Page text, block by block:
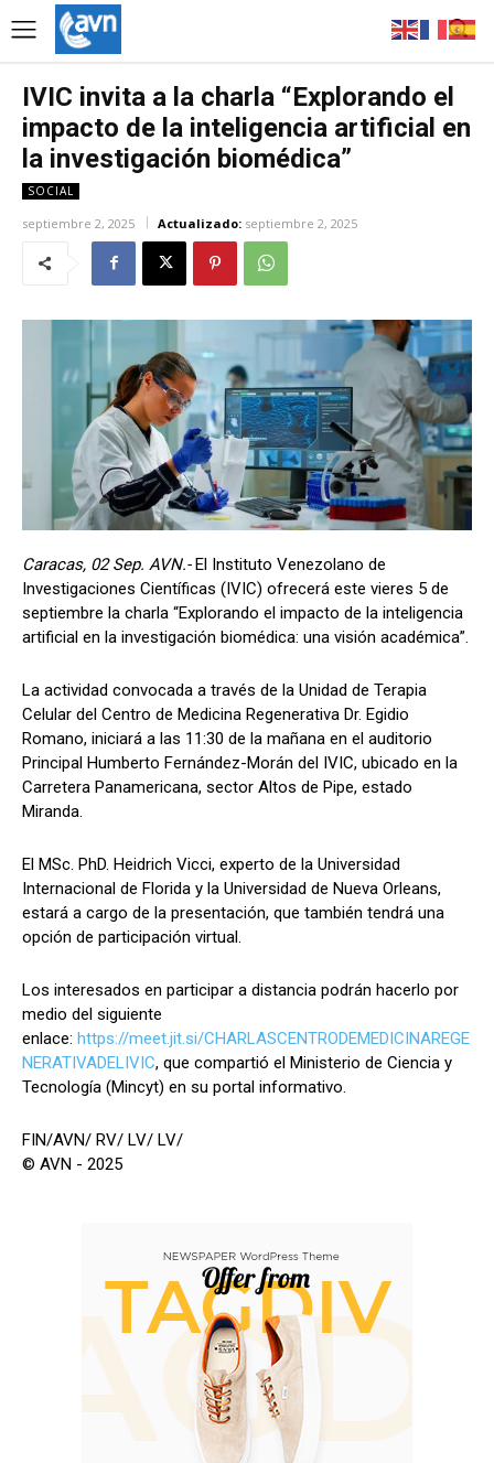
IVIC invita a la charla “Explorando el
impacto de la inteligencia artificial en
la investigación biomédica”
SOCIAL
septiembre 2, 2025 Actualizado: septiembre 2, 2025
Caracas, 02 Sep. AVN.- El Instituto Venezolano de
Investigaciones Científicas (IVIC) ofrecerá este vieres 5 de
septiembre la charla “Explorando el impacto de la inteligencia
artificial en la investigación biomédica: una visión académica”.
La actividad convocada a través de la Unidad de Terapia
Celular del Centro de Medicina Regenerativa Dr. Egidio
Romano, iniciará a las 11:30 de la mañana en el auditorio
Principal Humberto Fernández-Morán del IVIC, ubicado en la
Carretera Panamericana, sector Altos de Pipe, estado
Miranda.
El MSc. PhD. Heidrich Vicci, experto de la Universidad
Internacional de Florida y la Universidad de Nueva Orleans,
estará a cargo de la presentación, que también tendrá una
opción de participación virtual.
Los interesados en participar a distancia podrán hacerlo por
medio del siguiente
enlace: https://meet.jit.si/CHARLASCENTRODEMEDICINAREGE
NERATIVADELIVIC, que compartió el Ministerio de Ciencia y
Tecnología (Mincyt) en su portal informativo.
FIN/AVN/ RV/ LV/ LV/
© AVN - 2025